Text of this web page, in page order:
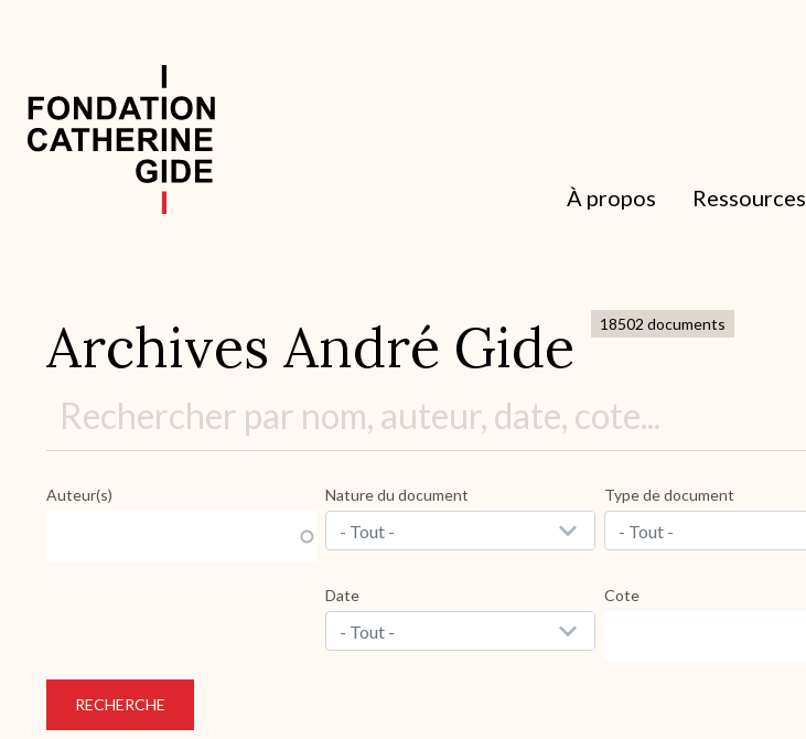
contenu
principal
À propos Ressources
Archives André Gide 18502 documents
Auteur(s) Nature du document
- Tout -
Type de document
- Tout -
Date
- Tout -
Cote